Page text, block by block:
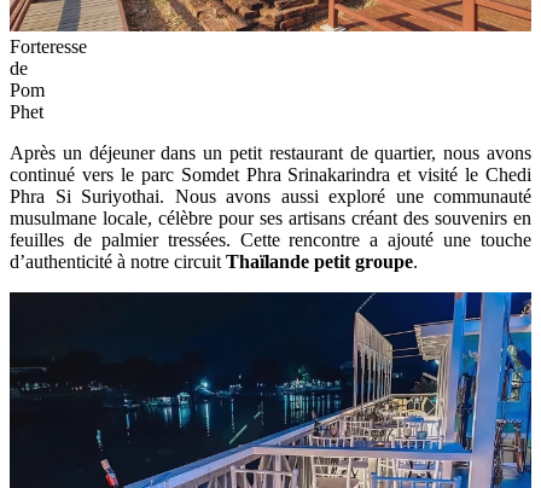
Forteresse
de
Pom
Phet
Après un déjeuner dans un petit restaurant de quartier, nous avons
continué vers le parc Somdet Phra Srinakarindra et visité le Chedi
Phra Si Suriyothai. Nous avons aussi exploré une communauté
musulmane locale, célèbre pour ses artisans créant des souvenirs en
feuilles de palmier tressées. Cette rencontre a ajouté une touche
d’authenticité à notre circuit Thaïlande petit groupe.